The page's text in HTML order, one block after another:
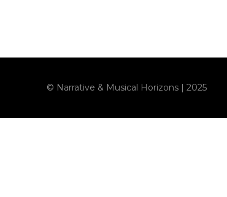
© Narrative & Musical Horizons | 2025